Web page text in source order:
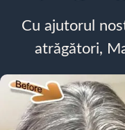
Cu ajutorul
atrăgători,